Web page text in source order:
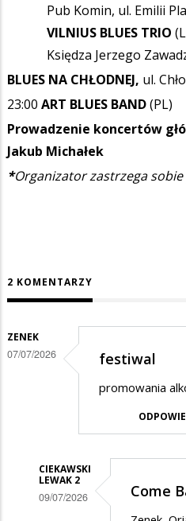
Pub Komin, ul. Emilii
VILNIUS BLUES TRIO
Księdza Jerzego
BLUES NA CHŁODNEJ, ul.
23:00 ART BLUES BAND(PL)
Prowadzenie koncertów
Jakub Michałek
*Organizator zastrzega
2 KOMENTARZY
ZENEK
07/07/2026 festiwal
promowania
CIEKAWSKI
LEWAK 2
09/07/2026 Come